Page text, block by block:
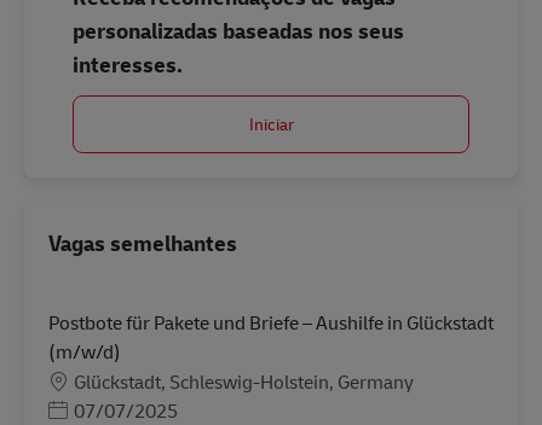
personalizadas baseadas nos seus
interesses.
Iniciar
Vagas semelhantes
Postbote für Pakete und Briefe – Aushilfe in Glückstadt
(m/w/d)
Localização
Glückstadt, Schleswig-Holstein, Germany
Posted Date
07/07/2025